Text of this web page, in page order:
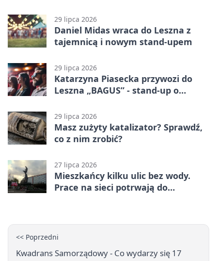
29 lipca 2026
Daniel Midas wraca do Leszna z
tajemnicą i nowym stand-upem
29 lipca 2026
Katarzyna Piasecka przywozi do
Leszna „BAGUS” - stand-up o
29 lipca 2026
Masz zużyty katalizator? Sprawdź,
co z nim zrobić?
27 lipca 2026
Mieszkańcy kilku ulic bez wody.
Prace na sieci potrwają do
<< Poprzedni
Kwadrans Samorządowy - Co wydarzy się 17